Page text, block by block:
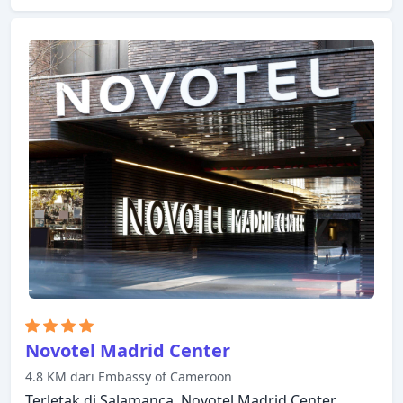
khusus, Wi-fi di tempat umum, layanan kamar,
antar-jemput bandara yang disediakan hotel.
Setiap kamar didesain dengan elegan dan
dilengkapi dengan fasilitas yang berguna. Akses ke
hot tub, pusat kebugaran, sauna, kolam renang
luar ruangan, pijat di hotel akan meningkatkan
kepuasan menginap Anda. Temukan semua yang
Madrid tawarkan dengan membuat Catalonia Gran
Via Hotel sebagai tempat persinggahan Anda.
Novotel Madrid Center
4.8 KM dari Embassy of Cameroon